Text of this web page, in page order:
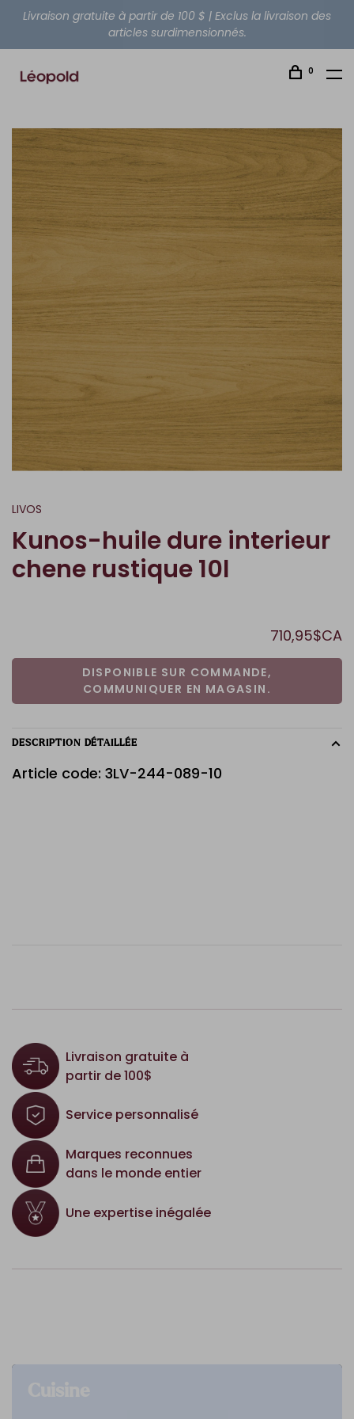
Livraison gratuite à partir de 100 $ | Exclus la livraison des
articles surdimensionnés.
0
LIVOS
Kunos-huile dure interieur
chene rustique 10l
710,95$CA
DISPONIBLE SUR COMMANDE,
COMMUNIQUER EN MAGASIN.
DESCRIPTION DÉTAILLÉE
Article code: 3LV-244-089-10
Livraison gratuite à
partir de 100$
Service personnalisé
Marques reconnues
dans le monde entier
Une expertise inégalée